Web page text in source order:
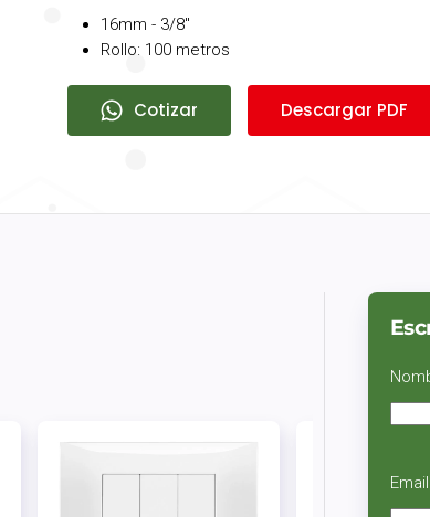
16mm - 3/8"
Rollo: 100 metros
Cotizar Descargar PDF
Email